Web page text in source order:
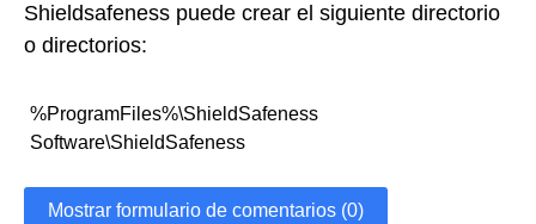
Shieldsafeness puede crear el siguiente directorio
o directorios:
%ProgramFiles%\ShieldSafeness
Software\ShieldSafeness
Mostrar formulario de comentarios (0)